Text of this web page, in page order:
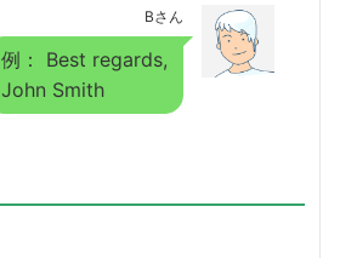
Bさん
例： Best regards,
John Smith